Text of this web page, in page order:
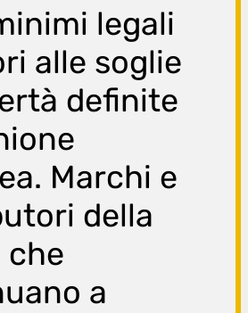
nimi legali
alle soglie
definite
Marchi e
della
che
a